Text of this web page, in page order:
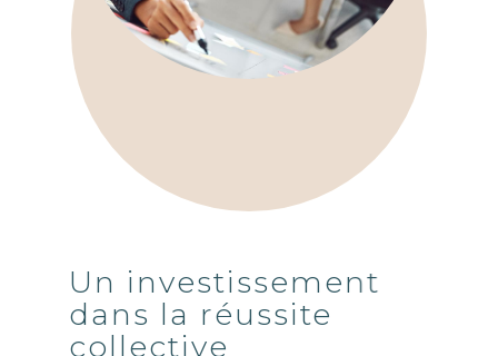
Un investissement
dans la réussite
collective